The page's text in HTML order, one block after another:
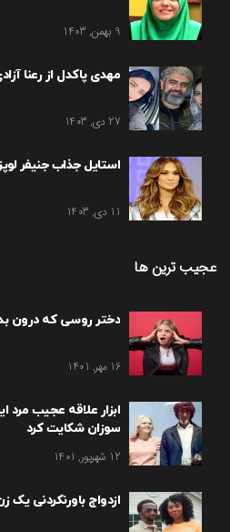
9 بهمن, 1403
مهدی پاکدل از رعنا
27 دی, 1403
استایل جذاب جنیفر
11 دی, 1403
عجیب ترین ها
دختر روسی که درون
16 مهر, 1401
ابزار علاقه عجیب مرد
سوزان شکایت کرد
12 شهریور, 1401
ازدواج باورنکردنی یک